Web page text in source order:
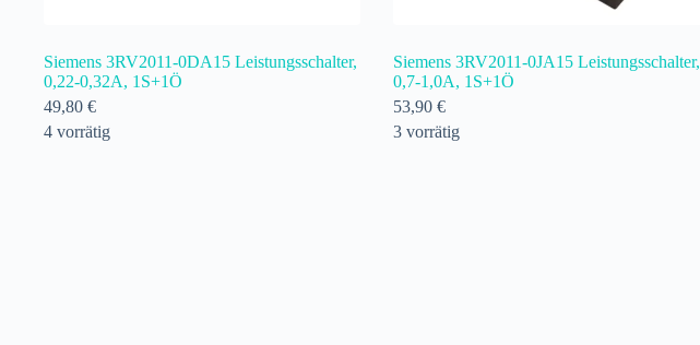
Siemens 3RV2011-0DA15 Leistungsschalter,
0,22-0,32A, 1S+1Ö
49,80 €
4 vorrätig
Siemens 3RV2011-0JA15 Leistungsschalter,
0,7-1,0A, 1S+1Ö
53,90 €
3 vorrätig